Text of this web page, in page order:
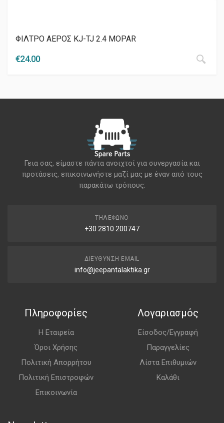
ΦΙΛΤΡΟ ΑΕΡΟΣ KJ-TJ 2.4 MOPAR
€24.00
Γεια σας, είμαστε πάντα ανοιχτοί για συνεργασία και
προτάσεις, επικοινωνήστε μαζί μας με έναν από τους
παρακάτω τρόπους:
ΤΗΛΈΦΩΝΟ
+30 2810 200747
ΔΙΕΎΘΥΝΣΗ EMAIL
info@jeepantalaktika.gr
Πληροφορίες
Η Εταιρεία
Όροι Χρήσης
Πολιτική Απορρήτου
Πολιτική Επιστροφών
Επικοινωνία
Λογαριασμός
Είσοδος/Εγγραφή
Παραγγελίες
Λίστα Επιθυμιών
Καλάθι